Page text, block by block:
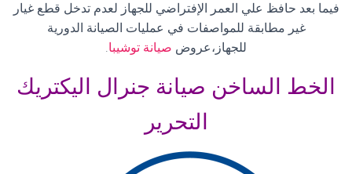
فيما بعد حافظ علي العمر الإفتراضي للجهاز لعدم تدخل قطع غيار
غير مطابقة للمواصفات في عمليات الصيانة الدورية
للجهاز،عروض صيانة توشيبا.
الخط الساخن صيانة جنرال اليكتريك
التحرير